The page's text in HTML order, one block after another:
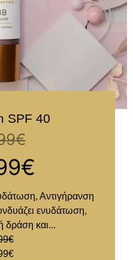
SPF 40
€
€
Αντιγήρανση
ενυδάτωση,
δράση και...
€
€